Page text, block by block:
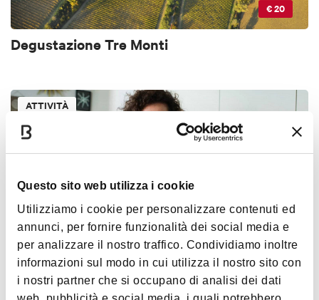
Questo sito web utilizza i cookie
Utilizziamo i cookie per personalizzare contenuti ed
annunci, per fornire funzionalità dei social media e
per analizzare il nostro traffico. Condividiamo inoltre
informazioni sul modo in cui utilizza il nostro sito con
i nostri partner che si occupano di analisi dei dati
€ 20
Degustazione Tre Monti
ATTIVITÀ
Autentica esperienza di cucina bolognese a
casa della Cesarina Paola